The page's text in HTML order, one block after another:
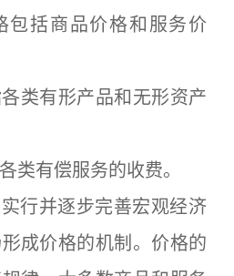
括商品价格和服务价
有形产品和无形资产
有偿服务的收费。
行并逐步完善宏观经济
成价格的机制。价格的